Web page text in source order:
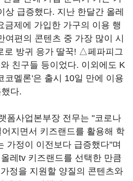
상 급증했다. 지난 한달간 올레
금제에 가입한 가구의 이용 행
여편의 콘텐츠 중 가장 많이 시
로 방귀 응가 딸꾹! △페파피그
친구들 등이었다. 이외에도 K
코멜론'은 출시 10일 만에 이용
다.
폼사업본부장 전무는 "코로나
지면서 키즈랜드를 활용해 학
가정이 이전보다 급증했다"며
레tv 키즈랜드를 선택한 만큼
정을 지원할 양질의 콘텐츠와